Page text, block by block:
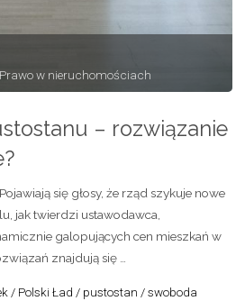
Prawo w nieruchomościach
– rozwiązanie
się głosy, że rząd szykuje nowe
jak twierdzi ustawodawca,
galopujących cen mieszkań w
znajdują się …
/ Polski Ład / pustostan /swoboda